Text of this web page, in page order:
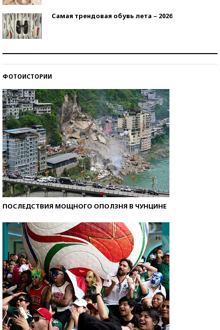
Самая трендовая обувь лета – 2026
ФОТОИСТОРИИ
ПОСЛЕДСТВИЯ МОЩНОГО ОПОЛЗНЯ В ЧУНЦИНЕ